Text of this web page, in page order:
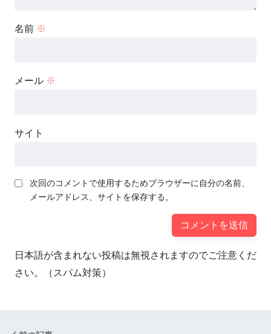
名前 ※
メール ※
サイト
次回のコメントで使用するためブラウザーに自分の名前、
メールアドレス、サイトを保存する。
日本語が含まれない投稿は無視されますのでご注意くだ
さい。（スパム対策）